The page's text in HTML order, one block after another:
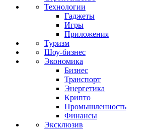
Технологии
Гаджеты
Игры
Приложения
Туризм
Шоу-бизнес
Экономика
Бизнес
Транспорт
Энергетика
Крипто
Промышленность
Финансы
Эксклюзив